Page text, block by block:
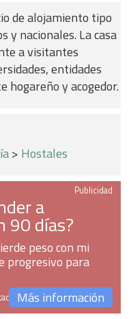
de alojamiento tipo
y nacionales. La casa
a visitantes
entidades
hogareño y acogedor.
> Hostales
Publicidad
a
90 días?
peso con mi
progresivo para
Más información